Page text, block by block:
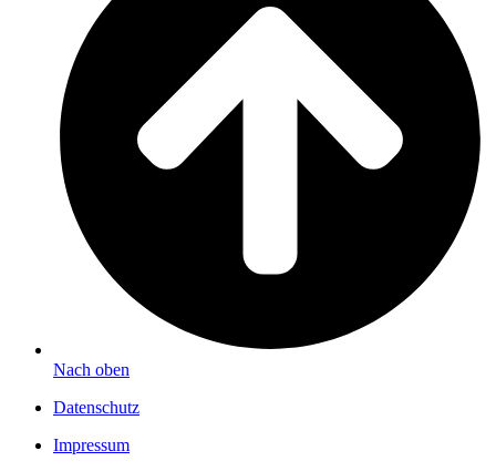
Nach oben
Datenschutz
Impressum